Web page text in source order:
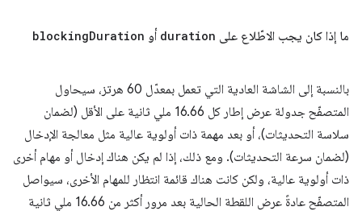
ما إذا كان يجب الاطّلاع على duration أو blockingDuration
بالنسبة إلى الشاشة العادية التي تعمل بمعدّل 60 هرتز، سيحاول
المتصفّح جدولة عرض إطار كل 16.66 ملي ثانية على الأقل (لضمان
سلاسة التحديثات)، أو بعد مهمة ذات أولوية عالية مثل معالجة الإدخال
(لضمان سرعة التحديثات). ومع ذلك، إذا لم يكن هناك إدخال أو مهام أخرى
ذات أولوية عالية، ولكن كانت هناك قائمة انتظار للمهام الأخرى، سيواصل
المتصفّح عادةً عرض اللقطة الحالية بعد مرور أكثر من 16.66 ملي ثانية